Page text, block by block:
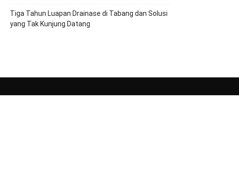
Tiga Tahun Luapan Drainase di Tabang dan Solusi
yang Tak Kunjung Datang